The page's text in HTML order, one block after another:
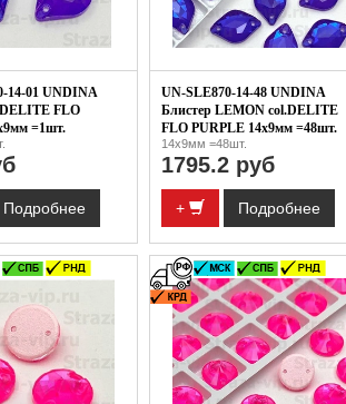
14-01 UNDINA
FLO
=1шт.
Подробнее
UN-SLE870-14-48 UNDINA
Блистер LEMON col.DELITE
FLO PURPLE 14x9мм =48шт.
14x9мм =48шт.
1795.2 руб
+ Подробнее